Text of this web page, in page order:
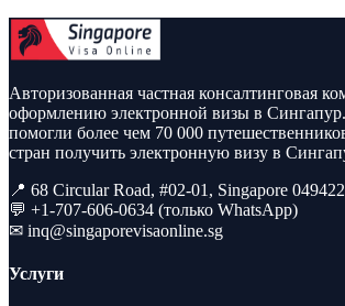
Авторизованная частная консалтинговая
оформлению электронной визы в
помогли более чем 70 000
стран получить электронную визу в
📍 68 Circular Road, #02-01, Singapore 049422
💬 +1-707-606-0634 (только WhatsApp)
✉ inq@singaporevisaonline.sg
Услуги